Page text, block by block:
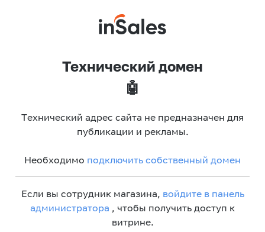
Технический домен
🤖
Технический адрес сайта не предназначен для
публикации и рекламы.
Необходимо подключить собственный домен
Если вы сотрудник магазина, войдите в панель
администратора , чтобы получить доступ к
витрине.